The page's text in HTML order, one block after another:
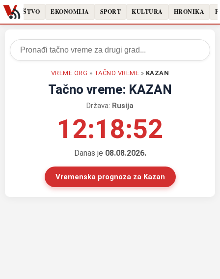
DRUŠTVO EKONOMIJA SPORT KULTURA HRONIKA
VREME.ORG » TAČNO VREME » KAZAN
Tačno vreme: KAZAN
Država: Rusija
12:18:52
Danas je 08.08.2026.
Vremenska prognoza za Kazan